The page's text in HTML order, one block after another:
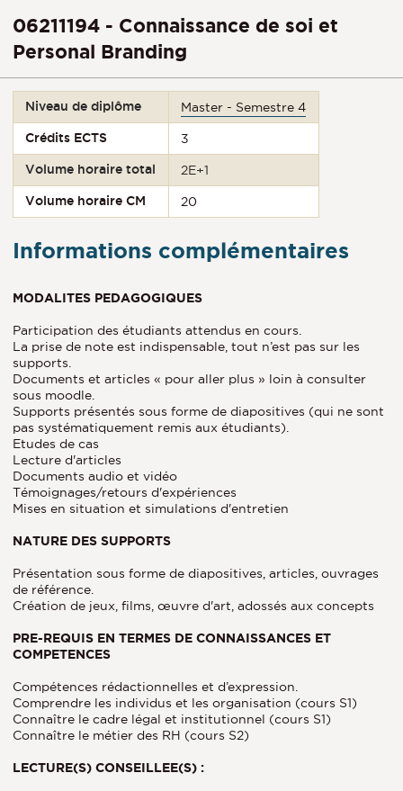
06211194 - Connaissance de soi et
Personal Branding
Niveau de diplôme Master - Semestre 4
Crédits ECTS 3
Volume horaire total 2E+1
Volume horaire CM 20
Informations complémentaires
MODALITES PEDAGOGIQUES
Participation des étudiants attendus en cours.
La prise de note est indispensable, tout n’est pas sur les
supports.
Documents et articles « pour aller plus » loin à consulter
sous moodle.
Supports présentés sous forme de diapositives (qui ne sont
pas systématiquement remis aux étudiants).
Etudes de cas
Lecture d'articles
Documents audio et vidéo
Témoignages/retours d'expériences
Mises en situation et simulations d'entretien
NATURE DES SUPPORTS
Présentation sous forme de diapositives, articles, ouvrages
de référence.
Création de jeux, films, œuvre d'art, adossés aux concepts
PRE-REQUIS EN TERMES DE CONNAISSANCES ET
COMPETENCES
Compétences rédactionnelles et d’expression.
Comprendre les individus et les organisation (cours S1)
Connaître le cadre légal et institutionnel (cours S1)
Connaître le métier des RH (cours S2)
LECTURE(S) CONSEILLEE(S) :